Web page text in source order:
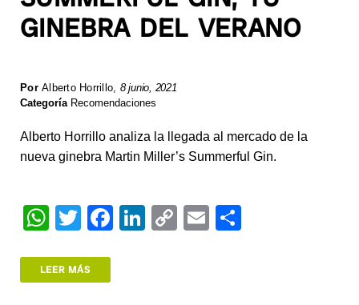
GINEBRA DEL VERANO
PorAlberto Horrillo 8 junio, 2021
Categoría Recomendaciones
Alberto Horrillo analiza la llegada al mercado de la
nueva ginebra Martin Miller’s Summerful Gin.
W
at
T
tt
F
Li
C
E
LEER MÁS